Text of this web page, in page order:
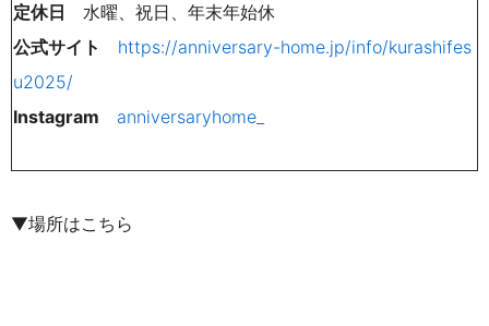
定休日 水曜、祝日、年末年始休
公式サイト
https://anniversary-home.jp/info/kurashifes
u2025/
Instagram
anniversaryhome_
▼場所はこちら